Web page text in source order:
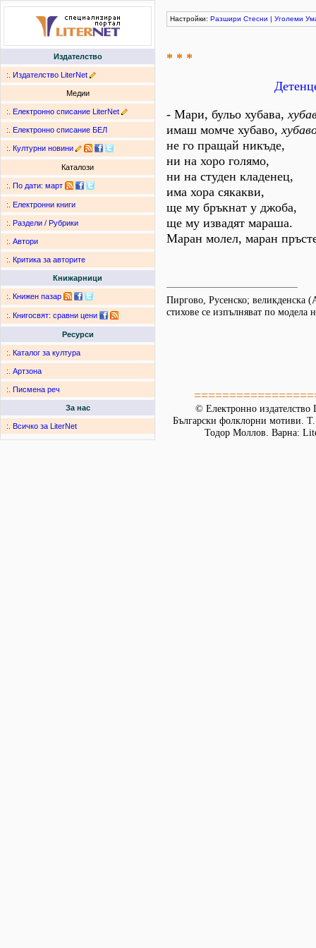
Издателство
:. Издателство LiterNet
Медии
:. Електронно списание LiterNet
:. Електронно списание БЕЛ
:. Културни новини
Каталози
:. По дати: март
:. Електронни книги
:. Раздели / Рубрики
:. Автори
:. Критика за авторите
Книжарници
:. Книжен пазар
:. Книгосвят: сравни цени
Ресурси
:. Каталог за култура
:. Артзона
:. Писмена реч
За нас
:. Всичко за LiterNet
Настройки: Разшири Стесни | Уголеми
* * *
- Мари, бульо хубава,
имаш момче хубаво,
не го пращай никъде,
ни на хоро голямо,
ни на студен кладенец,
има хора сякакви,
ще му бръкнат у джоба,
ще му извадят мараша.
Маран молел, маран
Пиргово, Русенско;
стихове се изпълняват по модела
© Електронно издателство
Български фолклорни мотиви.
Тодор Моллов. Варна: